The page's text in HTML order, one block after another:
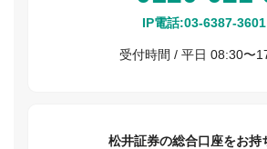
IP電話:03-6387-3601
受付時間 / 平日 08:30〜
松井証券の総合口座をお持